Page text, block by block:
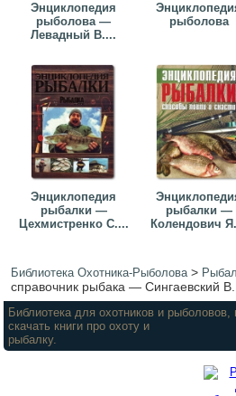
Энциклопедия
рыболова —
Левадный В....
рыболова
Энциклопедия
рыбалки —
Цехмистренко С....
рыбалки —
Колендович
Библиотека Охотника-Рыболова>
справочник рыбака — Сингаевский
Библиотека для охотников и
скачать книги про охоту и